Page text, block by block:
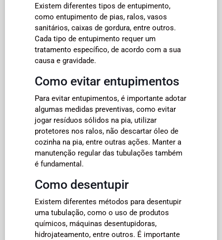
Existem diferentes tipos de entupimento,
como entupimento de pias, ralos, vasos
sanitários, caixas de gordura, entre outros.
Cada tipo de entupimento requer um
tratamento específico, de acordo com a sua
causa e gravidade.
Como evitar entupimentos
Para evitar entupimentos, é importante adotar
algumas medidas preventivas, como evitar
jogar resíduos sólidos na pia, utilizar
protetores nos ralos, não descartar óleo de
cozinha na pia, entre outras ações. Manter a
manutenção regular das tubulações também
é fundamental.
Como desentupir
Existem diferentes métodos para desentupir
uma tubulação, como o uso de produtos
químicos, máquinas desentupidoras,
hidrojateamento, entre outros. É importante